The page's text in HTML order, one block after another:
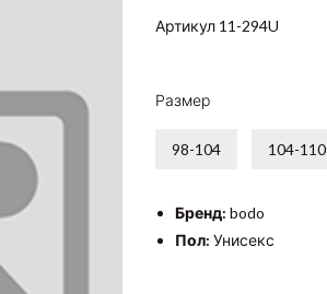
Артикул 11-294U
Размер
98-104 104-110
Бренд: bodo
Пол: Унисекс